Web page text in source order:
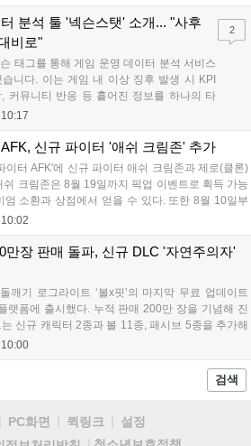
어둠 속 서큐버스...
분석 툴 '넥슨스탯' 소개... "사후
비로"
태그를 통해 게임 운영 데이터 분석 서비스
습니다. 이는 게임 내 이상 징후 발생 시 KPI
커뮤니티 반응 등 흩어진 정보를 하나의 타
을 빠르게 파악하도록 돕는 관제 허브입니
사전 대비 체계로 전환하며 데이터 기반의 효
10:17
2
신규 파이터 '애쉬 크림존' 추가
이터 AFK'에 신규 파이터 애쉬 크림존과 제로(클론)
쉬 크림존은 8월 19일까지 픽업 이벤트로 획득 가능
엄 소환과 상점에서 얻을 수 있다. 또한 8월 10일부
피 이벤트로 론을, 13일부터 26일까지 트로피칼 아
가 더욱 강화될 것으로 기대된다....
10:02
만장 판매 돌파, 신규 DLC '자연주의자'
깨기 로그라이트 ‘볼x핏’의 마지막 무료 업데이트
랫폼에 출시했다. 누적 판매 200만 장을 기념해 진
신규 캐릭터 2종과 볼 11종, 패시브 5종을 추가해
. 게임은 PC와 콘솔, 모바일에서 한글판으로 즐길
에 기대감을 모으고 있다. 상세 정보는 공식 홈페이
10:00
검색
PC화면 퀵링크
설정